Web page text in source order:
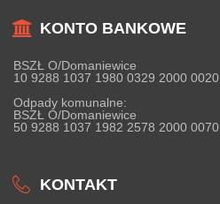
KONTO BANKOWE
BSZŁ O/Domaniewice
10 9288 1037 1980 0329 2000 0020
Odpady komunalne:
BSZŁ O/Domaniewice
50 9288 1037 1982 2578 2000 0070
KONTAKT